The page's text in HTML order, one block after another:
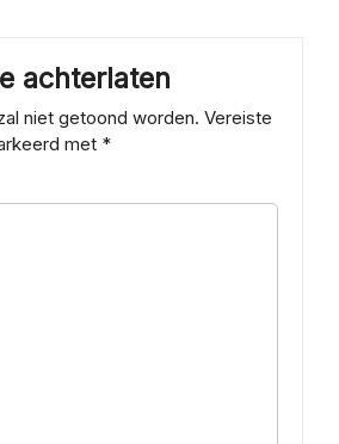
achterlaten
niet getoond worden. Vereiste
met *